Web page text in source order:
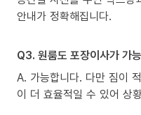
안내가 정확해집니다.
Q3. 원룸도 포장이사가 가
A. 가능합니다. 다만 짐이
이 더 효율적일 수 있어 상